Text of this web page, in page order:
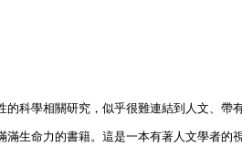
科學相關研究，似乎很難連結到人文、帶
生命力的書籍。這是一本有著人文學者的